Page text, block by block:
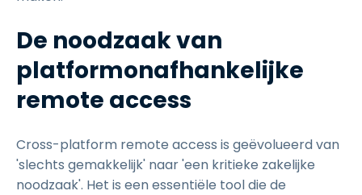
De noodzaak van
platformonafhankelijke
remote access
Cross-platform remote access is geëvolueerd van
'slechts gemakkelijk' naar 'een kritieke zakelijke
noodzaak'. Het is een essentiële tool die de